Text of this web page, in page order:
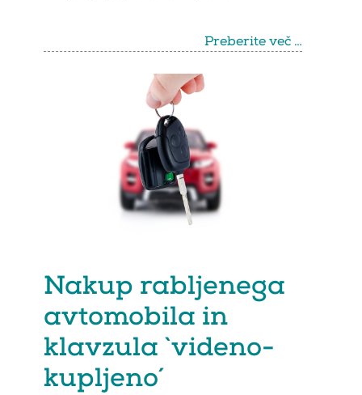
Preberite več …
Nakup rabljenega
avtomobila in
klavzula `videno-
kupljeno´